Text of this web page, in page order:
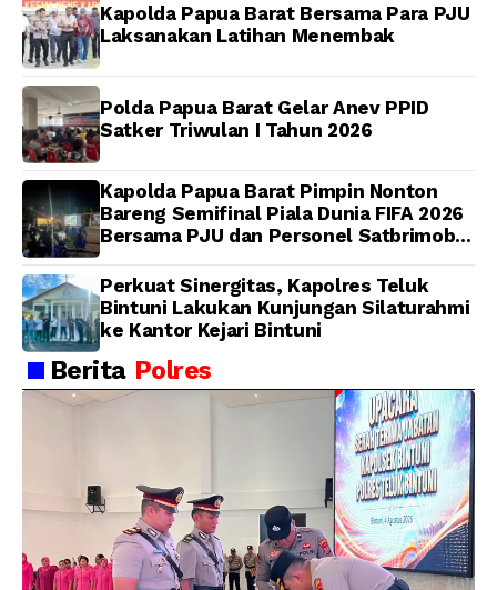
Kapolda Papua Barat Bersama Para PJU
Laksanakan Latihan Menembak
Polda Papua Barat Gelar Anev PPID
Satker Triwulan I Tahun 2026
Kapolda Papua Barat Pimpin Nonton
Bareng Semifinal Piala Dunia FIFA 2026
Bersama PJU dan Personel Satbrimob
Perkuat Sinergitas, Kapolres Teluk
Bintuni Lakukan Kunjungan Silaturahmi
ke Kantor Kejari Bintuni
Berita Polres